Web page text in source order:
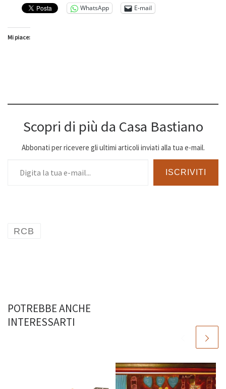
WhatsApp E-mail
Mi piace:
Scopri di più da Casa Bastiano
Abbonati per ricevere gli ultimi articoli inviati alla tua e-mail.
ISCRIVITI
RCB
POTREBBE ANCHE
INTERESSARTI